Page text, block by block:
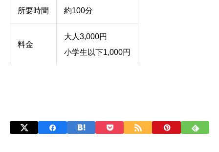
所要時間 約100分
料金
大人3,000円
小学生以下1,000円